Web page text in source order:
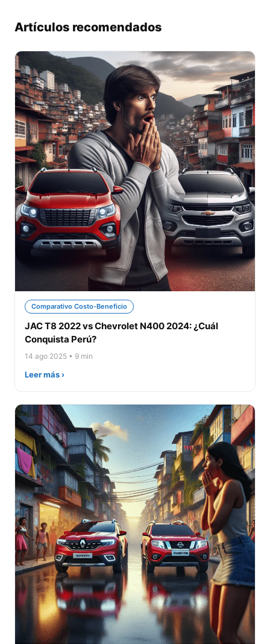
Artículos recomendados
Comparativo Costo-Beneficio
JAC T8 2022 vs Chevrolet N400 2024: ¿Cuál
Conquista Perú?
14 ago 2025 • 9 min
Leer más ›